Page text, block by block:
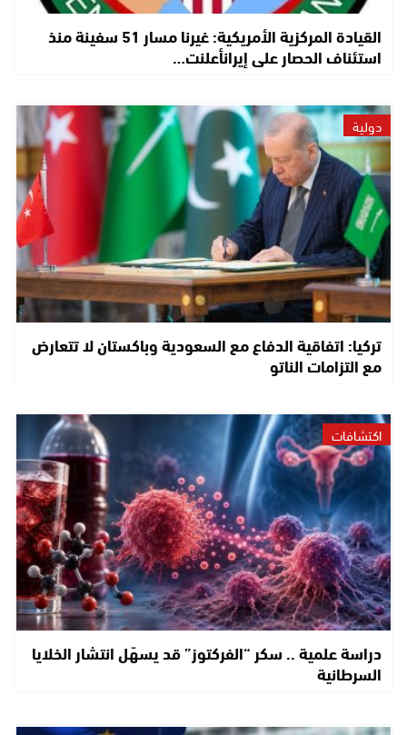
القيادة المركزية الأمريكية: غيرنا مسار 51 سفينة منذ
استئناف الحصار على إيرانأعلنت…
دولية
تركيا: اتفاقية الدفاع مع السعودية وباكستان لا تتعارض
مع التزامات الناتو
اكتشافات
دراسة علمية .. سكر “الفركتوز” قد يسهّل انتشار الخلايا
السرطانية